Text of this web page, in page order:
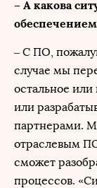
– А какова
– С ПО,
случае мы
остальное
или
партнерами.
отраслевым
сможет
процессов.